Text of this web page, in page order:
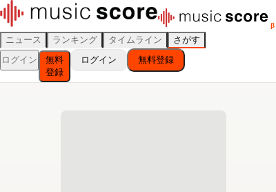
β
ニュース ランキング タイムライン
さがす
ログイン
無料
登録
ログイン 無料登録